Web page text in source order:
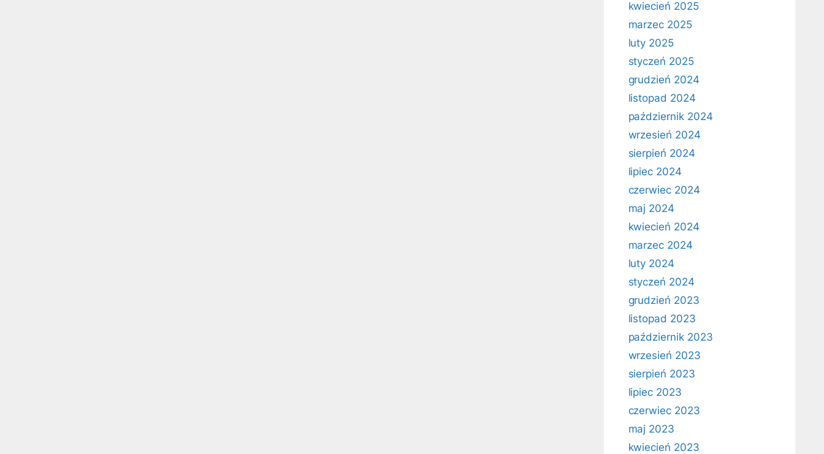
kwiecień 2025
marzec 2025
luty 2025
styczeń 2025
grudzień 2024
listopad 2024
październik 2024
wrzesień 2024
sierpień 2024
lipiec 2024
czerwiec 2024
maj 2024
kwiecień 2024
marzec 2024
luty 2024
styczeń 2024
grudzień 2023
listopad 2023
październik 2023
wrzesień 2023
sierpień 2023
lipiec 2023
czerwiec 2023
maj 2023
kwiecień 2023